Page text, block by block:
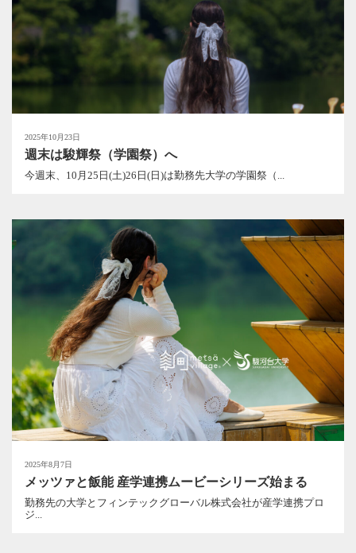
2025年10月23日
週末は駿輝祭（学園祭）へ
今週末、10月25日(土)26日(日)は勤務先大学の学園祭（...
2025年8月7日
メッツァと飯能 産学連携ムービーシリーズ始まる
勤務先の大学とフィンテックグローバル株式会社が産学連携プロ
ジ...